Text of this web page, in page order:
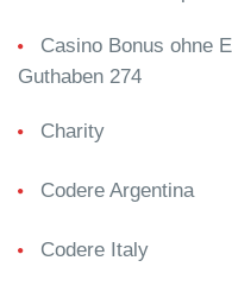
Casino Bonus ohne
Guthaben 274
Charity
Codere Argentina
Codere Italy